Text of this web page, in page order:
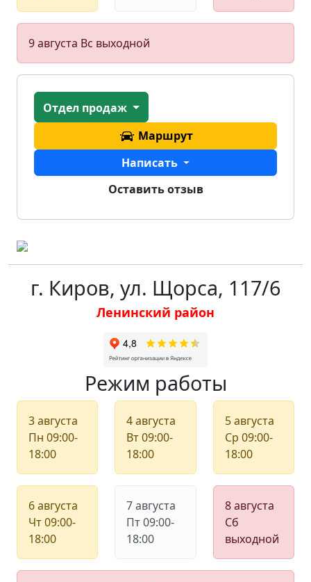
9 августа Вс выходной
Отдел продаж
Маршрут
Написать
Оставить отзыв
г. Киров, ул. Щорса, 117/6
Ленинский район
Режим работы
3 августа
Пн 09:00-
18:00
4 августа
Вт09:00-
18:00
5 августа
Ср 09:00-
18:00
6 августа
Чт09:00-
18:00
7 августа
Пт09:00-
18:00
8 августа
Сб
выходной